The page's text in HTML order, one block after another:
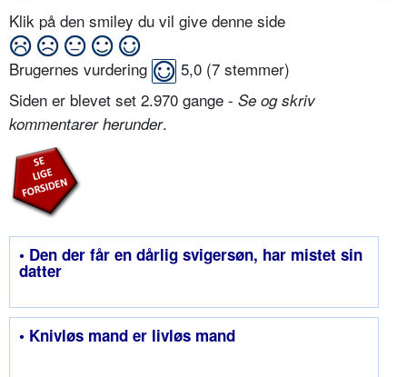
Klik på den smiley du vil give denne side
Brugernes vurdering 5,0 (7 stemmer)
Siden er blevet set 2.970 gange - Se og skriv
kommentarer herunder.
• Den der får en dårlig svigersøn, har mistet sin
datter
• Knivløs mand er livløs mand